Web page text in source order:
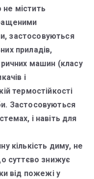
містить
застосовуються
приладів,
машин (класу
і
термостійкості
Застосовуються
і навіть для
кількість диму, не
суттєво знижує
від пожежі у